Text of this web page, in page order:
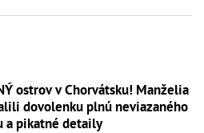
ostrov v Chorvátsku! Manželia
dovolenku plnú neviazaného
a pikatné detaily